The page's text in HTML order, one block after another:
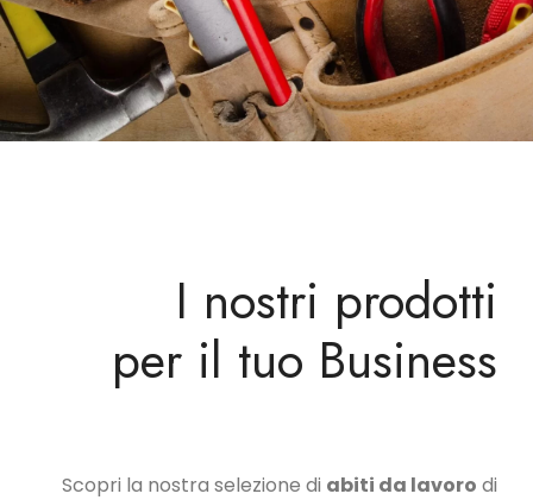
I nostri prodotti
per il tuo Business
Scopri la nostra selezione di abiti da lavoro di